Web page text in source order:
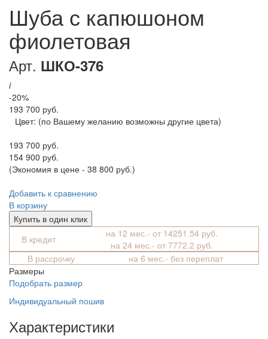
Шуба с капюшоном
фиолетовая
Арт. ШКО-376
i
-20%
193 700 руб.
Цвет: (по Вашему желанию возможны другие цвета)
193 700 руб.
154 900 руб.
(Экономия в цене - 38 800 руб.)
Добавить к сравнению
В корзину
Купить в один клик
В кредит
на 12 мес.- от 14251.54 руб.
на 24 мес.- от 7772.2 руб.
В рассрочку
на 6 мес.- без переплат
Размеры
Подобрать размер
Индивидуальный пошив
Характеристики